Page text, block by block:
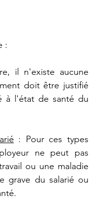
:
il n'existe aucune
doit être justifié
à l'état de santé du
: Pour ces types
ne peut pas
ou une maladie
grave du salarié ou